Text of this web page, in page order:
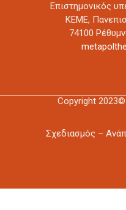
Επιστημονικός
ΚΕΜΕ,
74100
Copyright
Σχεδιασμός –